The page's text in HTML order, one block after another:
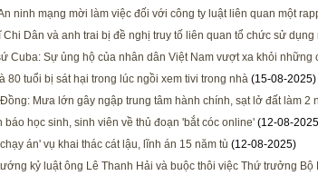
ninh mạng mời làm việc đối với công ty luật liên quan một
Chi Dân và anh trai bị đề nghị truy tố liên quan tổ chức sử dụng
Cuba: Sự ủng hộ của nhân dân Việt Nam vượt xa khỏi những
80 tuổi bị sát hại trong lúc ngồi xem tivi trong nhà (15-08-2025)
Mưa lớn gây ngập trung tâm hành chính, sạt lở đất làm 2
báo học sinh, sinh viên về thủ đoạn 'bắt cóc online' (12-08-
án' vụ khai thác cát lậu, lĩnh án 15 năm tù (12-08-2025)
kỷ luật ông Lê Thanh Hải và buộc thôi việc Thứ trưởng Bộ